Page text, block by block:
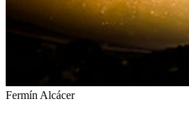
Fermín Alcácer